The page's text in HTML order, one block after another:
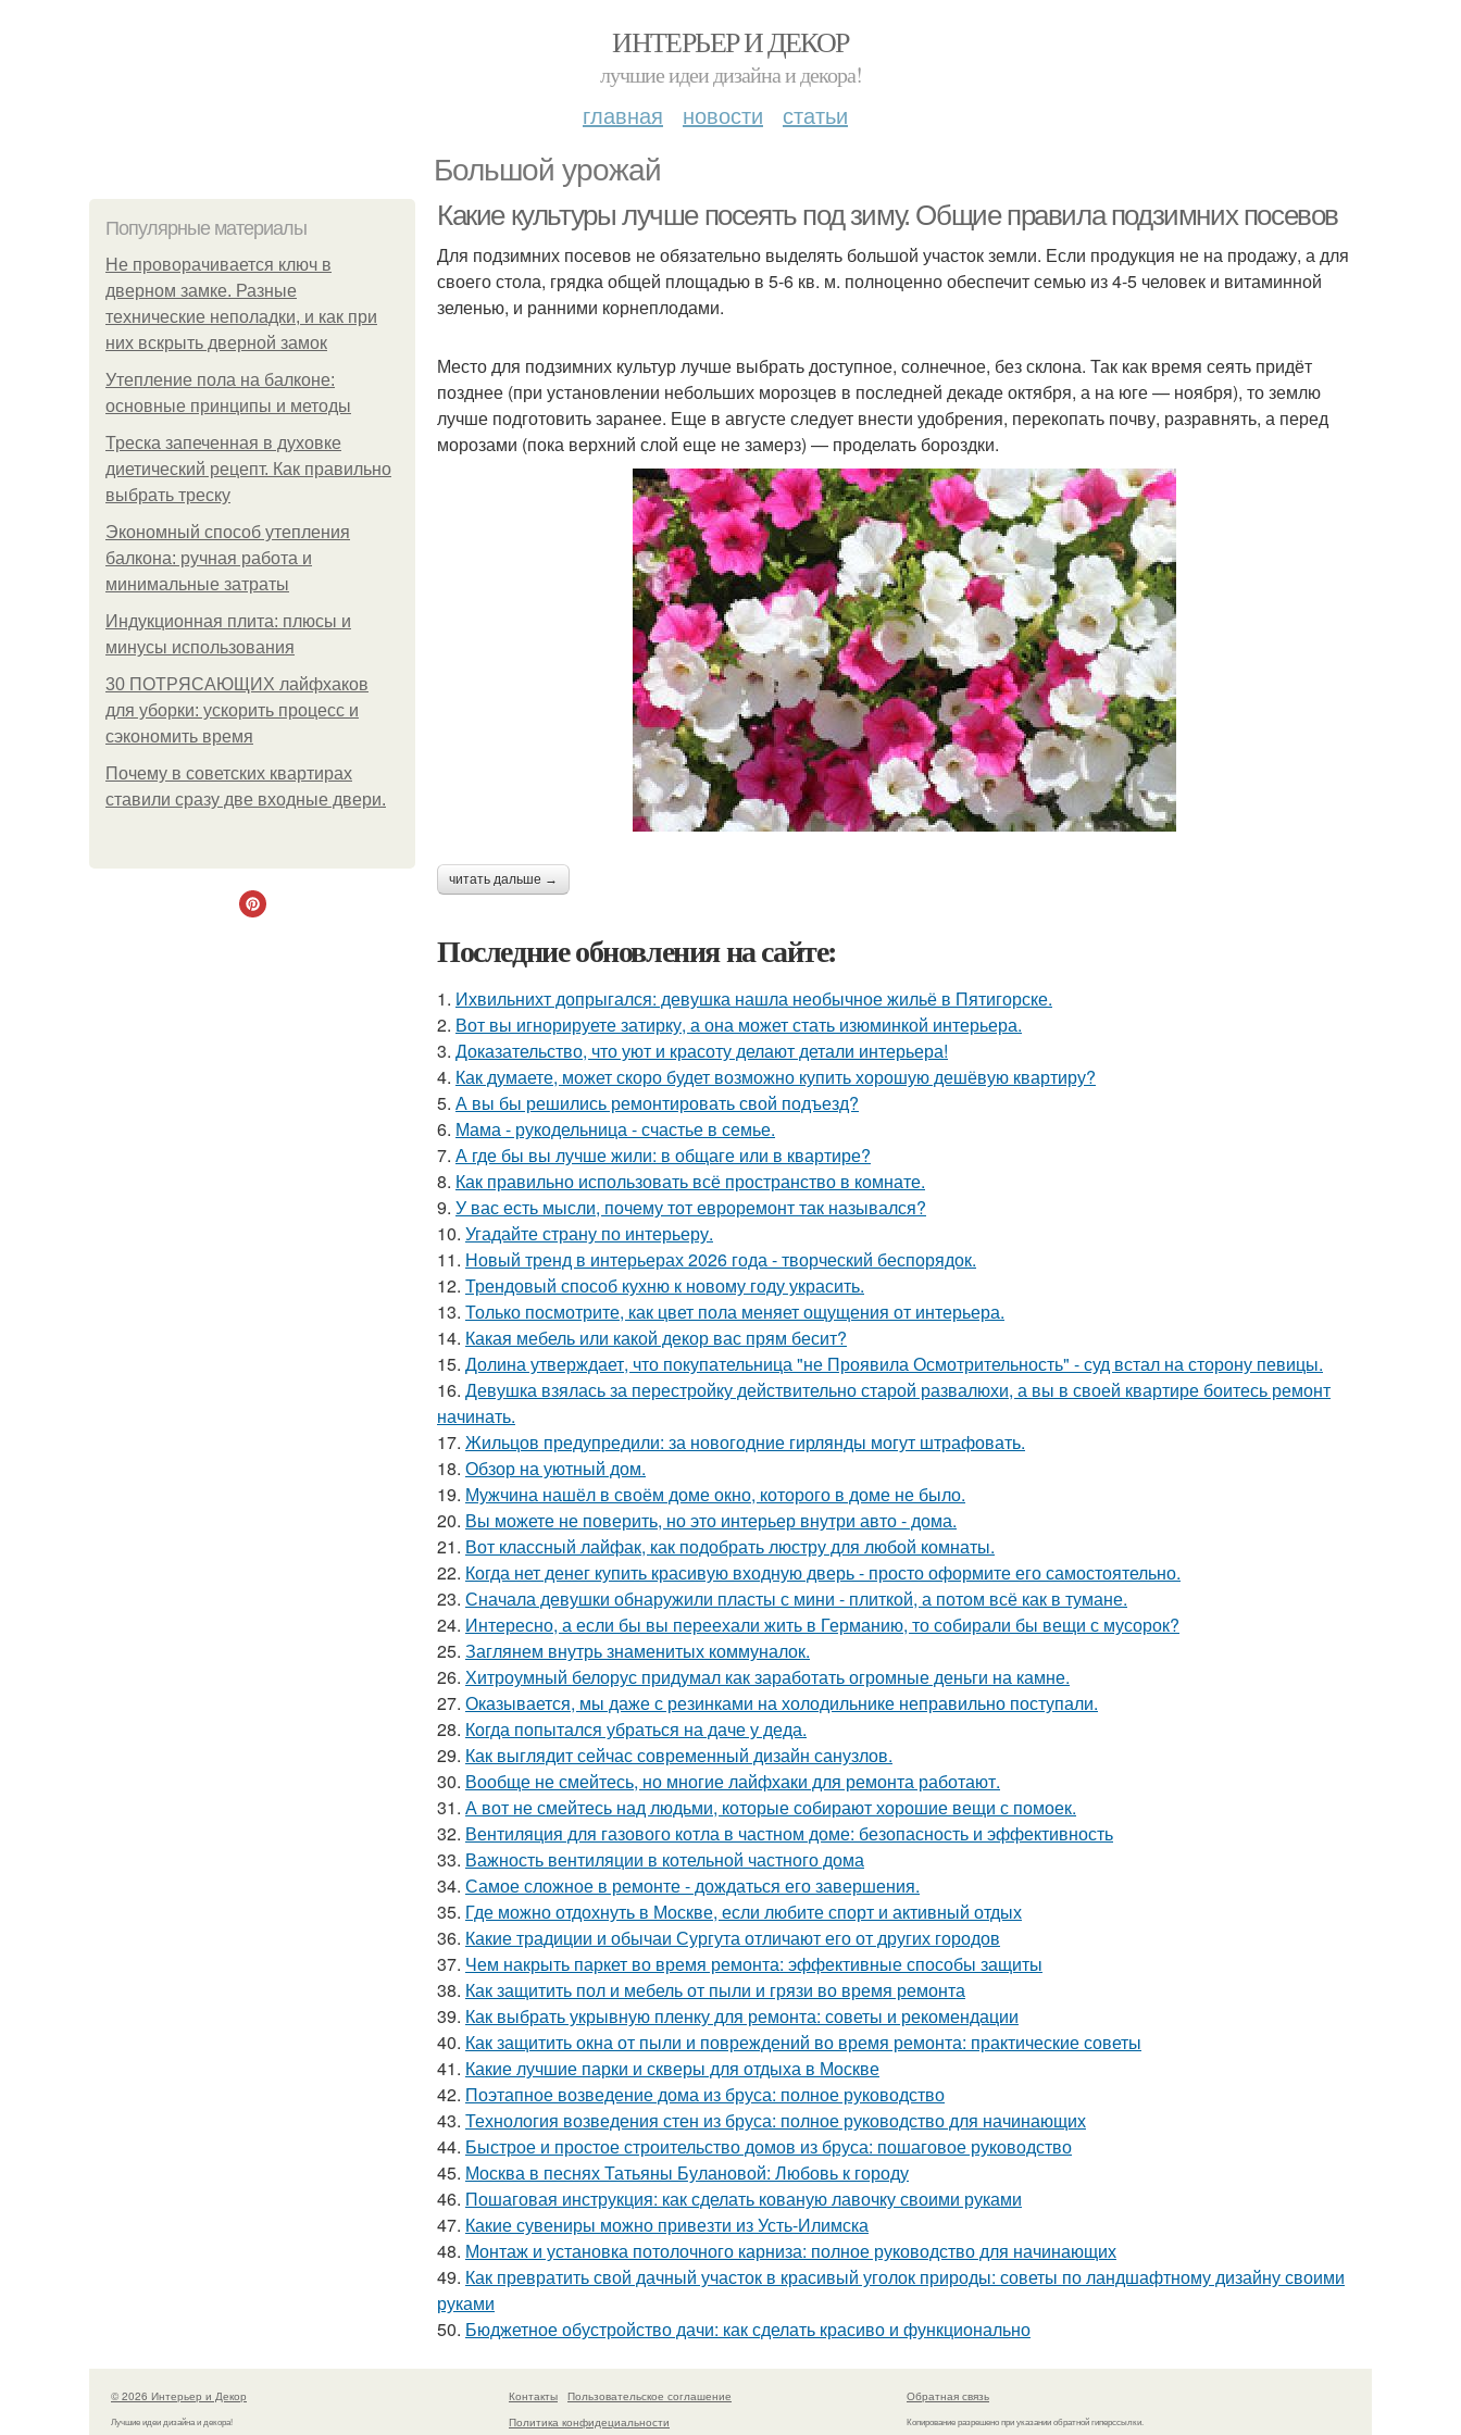
ИНТЕРЬЕР И ДЕКОР
лучшие идеи дизайна и декора!
главная новости статьи
Большой урожай
Популярные материалы
Не проворачивается ключ в
дверном замке. Разные
технические неполадки, и как при
них вскрыть дверной замок
Утепление пола на балконе:
основные принципы и методы
Треска запеченная в духовке
диетический рецепт. Как правильно
выбрать треску
Экономный способ утепления
балкона: ручная работа и
минимальные затраты
Индукционная плита: плюсы и
минусы использования
30 ПОТРЯСАЮЩИХ лайфхаков
для уборки: ускорить процесс и
сэкономить время
Почему в советских квартирах
ставили сразу две входные двери.
Какие культуры лучше посеять под зиму. Общие правила подзимних посевов
Для подзимних посевов не обязательно выделять большой участок земли. Если продукция не на продажу, а для
своего стола, грядка общей площадью в 5-6 кв. м. полноценно обеспечит семью из 4-5 человек и витаминной
зеленью, и ранними корнеплодами.
Место для подзимних культур лучше выбрать доступное, солнечное, без склона. Так как время сеять придёт
позднее (при установлении небольших морозцев в последней декаде октября, а на юге — ноября), то землю
лучше подготовить заранее. Еще в августе следует внести удобрения, перекопать почву, разравнять, а перед
морозами (пока верхний слой еще не замерз) — проделать бороздки.
читать дальше →
Последние обновления на сайте:
1. Ихвильнихт допрыгался: девушка нашла необычное жильё в Пятигорске.
2. Вот вы игнорируете затирку, а она может стать изюминкой интерьера.
3. Доказательство, что уют и красоту делают детали интерьера!
4. Как думаете, может скоро будет возможно купить хорошую дешёвую квартиру?
5. А вы бы решились ремонтировать свой подъезд?
6. Мама - рукодельница - счастье в семье.
7. А где бы вы лучше жили: в общаге или в квартире?
8. Как правильно использовать всё пространство в комнате.
9. У вас есть мысли, почему тот евроремонт так назывался?
10. Угадайте страну по интерьеру.
11. Новый тренд в интерьерах 2026 года - творческий беспорядок.
12. Трендовый способ кухню к новому году украсить.
13. Только посмотрите, как цвет пола меняет ощущения от интерьера.
14. Какая мебель или какой декор вас прям бесит?
15. Долина утверждает, что покупательница "не Проявила Осмотрительность" - суд встал на сторону певицы.
16. Девушка взялась за перестройку действительно старой развалюхи, а вы в своей квартире боитесь ремонт
начинать.
17. Жильцов предупредили: за новогодние гирлянды могут штрафовать.
18. Обзор на уютный дом.
19. Мужчина нашёл в своём доме окно, которого в доме не было.
20. Вы можете не поверить, но это интерьер внутри авто - дома.
21. Вот классный лайфак, как подобрать люстру для любой комнаты.
22. Когда нет денег купить красивую входную дверь - просто оформите его самостоятельно.
23. Сначала девушки обнаружили пласты с мини - плиткой, а потом всё как в тумане.
24. Интересно, а если бы вы переехали жить в Германию, то собирали бы вещи с мусорок?
25. Заглянем внутрь знаменитых коммуналок.
26. Хитроумный белорус придумал как заработать огромные деньги на камне.
27. Оказывается, мы даже с резинками на холодильнике неправильно поступали.
28. Когда попытался убраться на даче у деда.
29. Как выглядит сейчас современный дизайн санузлов.
30. Вообще не смейтесь, но многие лайфхаки для ремонта работают.
31. А вот не смейтесь над людьми, которые собирают хорошие вещи с помоек.
32. Вентиляция для газового котла в частном доме: безопасность и эффективность
33. Важность вентиляции в котельной частного дома
34. Самое сложное в ремонте - дождаться его завершения.
35. Где можно отдохнуть в Москве, если любите спорт и активный отдых
36. Какие традиции и обычаи Сургута отличают его от других городов
37. Чем накрыть паркет во время ремонта: эффективные способы защиты
38. Как защитить пол и мебель от пыли и грязи во время ремонта
39. Как выбрать укрывную пленку для ремонта: советы и рекомендации
40. Как защитить окна от пыли и повреждений во время ремонта: практические советы
41. Какие лучшие парки и скверы для отдыха в Москве
42. Поэтапное возведение дома из бруса: полное руководство
43. Технология возведения стен из бруса: полное руководство для начинающих
44. Быстрое и простое строительство домов из бруса: пошаговое руководство
45. Москва в песнях Татьяны Булановой: Любовь к городу
46. Пошаговая инструкция: как сделать кованую лавочку своими руками
47. Какие сувениры можно привезти из Усть-Илимска
48. Монтаж и установка потолочного карниза: полное руководство для начинающих
49. Как превратить свой дачный участок в красивый уголок природы: советы по ландшафтному дизайну своими
руками
50. Бюджетное обустройство дачи: как сделать красиво и функционально
© 2026 Интерьер и Декор
Лучшие идеи дизайна и декора!
Контакты
Пользовательское соглашение
Политика конфидециальности
Обратная связь
Копирование разрешено при указании обратной гиперссылки.